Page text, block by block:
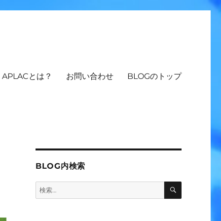
APLACとは？ お問い合わせ BLOGのトップ
BLOG内検索
検
索:
検